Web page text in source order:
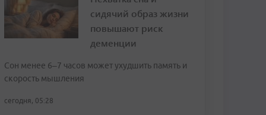
сидячий образ жизни
повышают риск
деменции
Сон менее 6–7 часов может ухудшить память и
скорость мышления
сегодня, 05:28